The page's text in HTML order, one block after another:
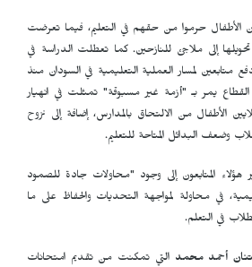
الأطفال حرموا من حقهم في التعليم، فيما تعرضت
إلى ملاجئ للنازحين. كما تعطلت الدراسة في
متابعين لمسار العملية التعليمية في السودان منذ
القطاع يمر بـ "أزمة غير مسبوقة" تمثلت في انهيار
الأطفال من الالتحاق بالمدارس، إضافة إلى نزوح
وضعف البدائل المتاحة للتعليم.
هؤلاء المتابعون إلى وجود "محاولات جادة للصمود
في محاولة لمواجهة التحديات والحفاظ على ما
في التعلم.
أحمد محمدالتي تمكنت من تقديم امتحانات